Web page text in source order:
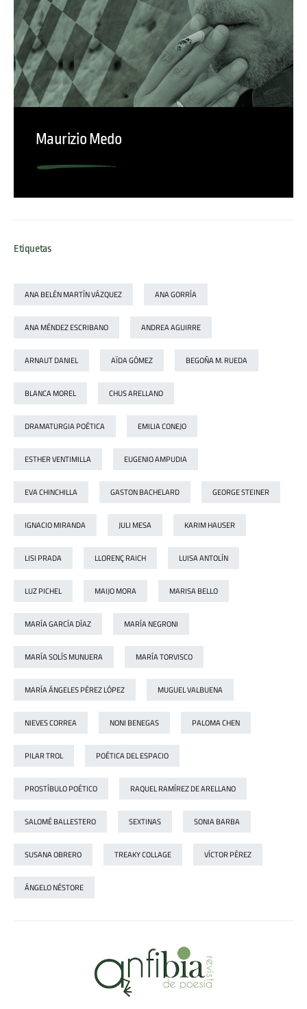
Maurizio Medo
Etiquetas
ANA BELÉN MARTÍN VÁZQUEZ ANA GORRÍA
ANA MÉNDEZ ESCRIBANO ANDREA AGUIRRE
ARNAUT DANIEL AÏDA GÓMEZ BEGOÑA M. RUEDA
BLANCA MOREL CHUS ARELLANO
DRAMATURGIA POÉTICA EMILIA CONEJO
ESTHER VENTIMILLA EUGENIO AMPUDIA
EVA CHINCHILLA GASTON BACHELARD GEORGE STEINER
IGNACIO MIRANDA JULI MESA KARIM HAUSER
LISI PRADA LLORENÇ RAICH LUISA ANTOLÍN
LUZ PICHEL MAIJO MORA MARISA BELLO
MARÍA GARCÍA DÍAZ MARÍA NEGRONI
MARÍA SOLÍS MUNUERA MARÍA TORVISCO
MARÍA ÁNGELES PÉREZ LÓPEZ MUGUEL VALBUENA
NIEVES CORREA NONI BENEGAS PALOMA CHEN
PILAR TROL POÉTICA DEL ESPACIO
PROSTÍBULO POÉTICO RAQUEL RAMÍREZ DE ARELLANO
SALOMÉ BALLESTERO SEXTINAS SONIA BARBA
SUSANA OBRERO TREAKY COLLAGE VÍCTOR PÉREZ
ÁNGELO NÉSTORE